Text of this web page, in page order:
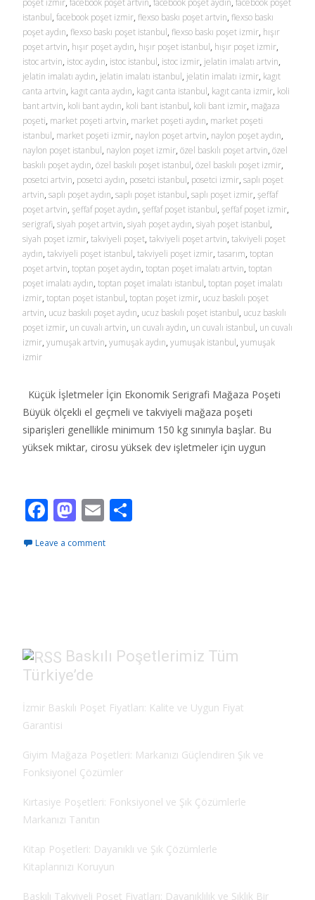
poşet izmir, facebook poşet artvin, facebook poşet aydın, facebook poşet
istanbul, facebook poşet izmir, flexso baskı poşet artvin, flexso baskı
poşet aydın, flexso baskı poşet istanbul, flexso baskı poşet izmir, hışır
poşet artvin, hışır poşet aydın, hışır poşet istanbul, hışır poşet izmir,
istoc artvin, istoc aydın, istoc istanbul, istoc izmir, jelatin imalatı artvin,
jelatin imalatı aydın, jelatin imalatı istanbul, jelatin imalatı izmir, kagıt
canta artvin, kagıt canta aydın, kagıt canta istanbul, kagıt canta izmir, koli
bant artvin, koli bant aydın, koli bant istanbul, koli bant izmir, mağaza
poşeti, market poşeti artvin, market poşeti aydın, market poşeti
istanbul, market poşeti izmir, naylon poşet artvin, naylon poşet aydın,
naylon poşet istanbul, naylon poşet izmir, özel baskılı poşet artvin, özel
baskılı poşet aydın, özel baskılı poşet istanbul, özel baskılı poşet izmir,
posetci artvin, posetci aydın, posetci istanbul, posetci izmir, saplı poşet
artvin, saplı poşet aydın, saplı poşet istanbul, saplı poşet izmir, şeffaf
poşet artvin, şeffaf poşet aydın, şeffaf poşet istanbul, şeffaf poşet izmir,
serigrafi, siyah poşet artvin, siyah poşet aydın, siyah poşet istanbul,
siyah poşet izmir, takviyeli poşet, takviyeli poşet artvin, takviyeli poşet
aydın, takviyeli poşet istanbul, takviyeli poşet izmir, tasarım, toptan
poşet artvin, toptan poşet aydın, toptan poşet imalatı artvin, toptan
poşet imalatı aydın, toptan poşet imalatı istanbul, toptan poşet imalatı
izmir, toptan poşet istanbul, toptan poşet izmir, ucuz baskılı poşet
artvin, ucuz baskılı poşet aydın, ucuz baskılı poşet istanbul, ucuz baskılı
poşet izmir, un cuvalı artvin, un cuvalı aydın, un cuvalı istanbul, un cuvalı
izmir, yumuşak artvin, yumuşak aydın, yumuşak istanbul, yumuşak
izmir
Küçük İşletmeler İçin Ekonomik Serigrafi Mağaza Poşeti
Büyük ölçekli el geçmeli ve takviyeli mağaza poşeti
siparişleri genellikle minimum 150 kg sınırıyla başlar. Bu
yüksek miktar, cirosu yüksek dev işletmeler için uygun
F
e
k
M
to
E
ai
Leave a comment
Baskılı Poşetlerimiz Tüm
Türkiye’de
İzmir Baskılı Poşet Fiyatları: Kalite ve Uygun Fiyat
Garantisi
Giyim Mağaza Poşetleri: Markanızı Güçlendiren Şık ve
Fonksiyonel Çözümler
Kırtasiye Poşetleri: Fonksiyonel ve Şık Çözümlerle
Markanızı Tanıtın
Kitap Poşetleri: Dayanıklı ve Şık Çözümlerle
Kitaplarınızı Koruyun
Baskılı Takviyeli Poşet Fiyatları: Dayanıklılık ve Şıklık Bir